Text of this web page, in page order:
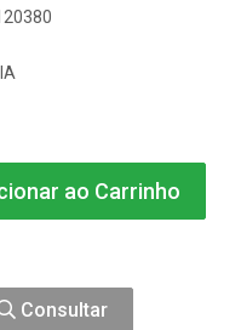
ao Carrinho
Consultar